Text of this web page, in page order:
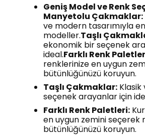
Geniş Model ve Renk
Manyetolu Çakmaklar:
ve modern tasarımıyla
modeller.Taşlı
ekonomik bir seçenek
ideal.Farklı Renk
renklerinize en uygun
bütünlüğünüzü koruyun.
Taşlı Çakmaklar:
seçenek arayanlar için
Farklı Renk Paletleri:
en uygun zemini seçerek
bütünlüğünüzü koruyun.